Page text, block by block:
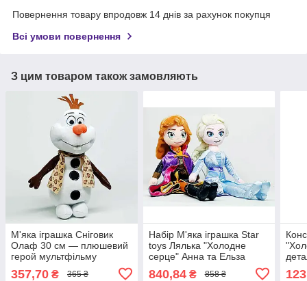
Повернення товару впродовж 14 днів за рахунок покупця
Всі умови повернення
З цим товаром також замовляють
М'яка іграшка Сніговик
Олаф 30 см — плюшевий
герой мультфільму
Холодне серце, арт. 00583
357,70 ₴ 365 ₴
Набір М'яка іграшка Star
toys Лялька "Холодне
серце" Анна та Ельза
840,84₴ 858 ₴